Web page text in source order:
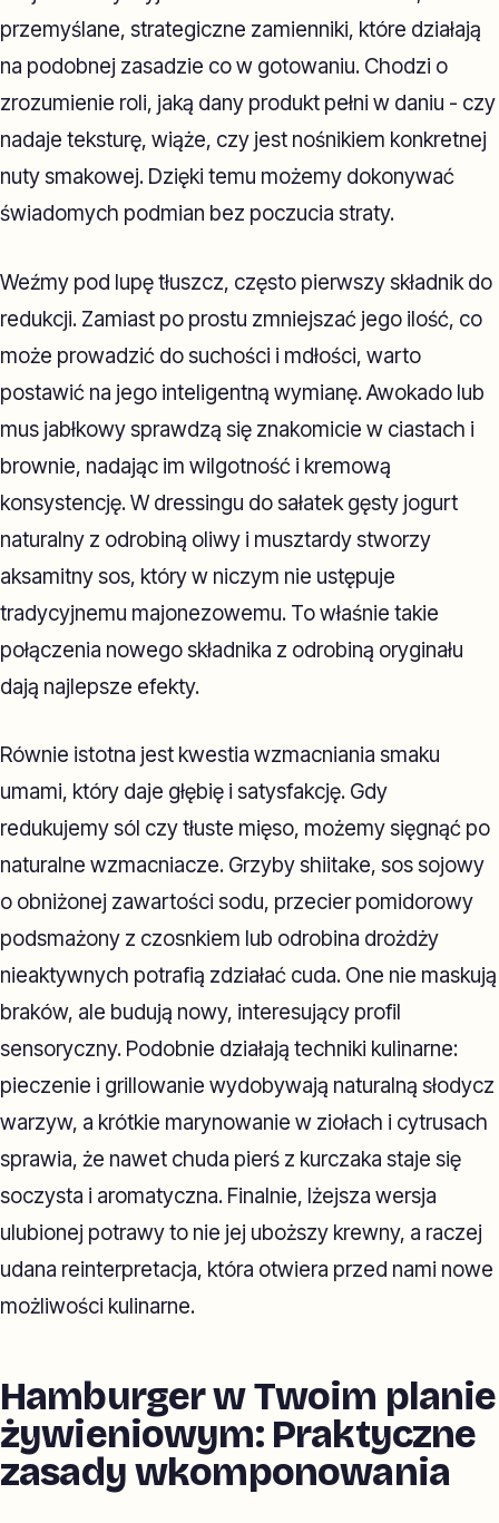
przemyślane, strategiczne zamienniki, które działają
na podobnej zasadzie co w gotowaniu. Chodzi o
zrozumienie roli, jaką dany produkt pełni w daniu - czy
nadaje teksturę, wiąże, czy jest nośnikiem konkretnej
nuty smakowej. Dzięki temu możemy dokonywać
świadomych podmian bez poczucia straty.
Weźmy pod lupę tłuszcz, często pierwszy składnik do
redukcji. Zamiast po prostu zmniejszać jego ilość, co
może prowadzić do suchości i mdłości, warto
postawić na jego inteligentną wymianę. Awokado lub
mus jabłkowy sprawdzą się znakomicie w ciastach i
brownie, nadając im wilgotność i kremową
konsystencję. W dressingu do sałatek gęsty jogurt
naturalny z odrobiną oliwy i musztardy stworzy
aksamitny sos, który w niczym nie ustępuje
tradycyjnemu majonezowemu. To właśnie takie
połączenia nowego składnika z odrobiną oryginału
dają najlepsze efekty.
Równie istotna jest kwestia wzmacniania smaku
umami, który daje głębię i satysfakcję. Gdy
redukujemy sól czy tłuste mięso, możemy sięgnąć po
naturalne wzmacniacze. Grzyby shiitake, sos sojowy
o obniżonej zawartości sodu, przecier pomidorowy
podsmażony z czosnkiem lub odrobina drożdży
nieaktywnych potrafią zdziałać cuda. One nie maskują
braków, ale budują nowy, interesujący profil
sensoryczny. Podobnie działają techniki kulinarne:
pieczenie i grillowanie wydobywają naturalną słodycz
warzyw, a krótkie marynowanie w ziołach i cytrusach
sprawia, że nawet chuda pierś z kurczaka staje się
soczysta i aromatyczna. Finalnie, lżejsza wersja
ulubionej potrawy to nie jej uboższy krewny, a raczej
udana reinterpretacja, która otwiera przed nami nowe
możliwości kulinarne.
Hamburger w Twoim planie
żywieniowym: Praktyczne
zasady wkomponowania